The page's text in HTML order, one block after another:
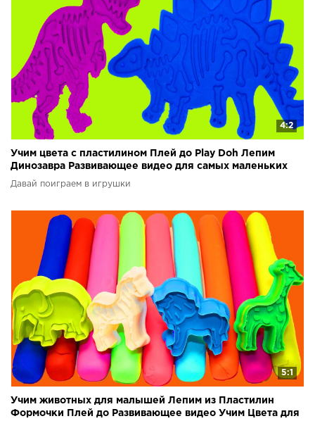
4:2
Учим цвета с пластилином Плей до Play Doh Лепим
Динозавра Развивающее видео для самых маленьких
Давай поиграем в игрушки
5:1
Учим животных для малышей Лепим из Пластилин
Формочки Плей до Развивающее видео Учим Цвета для